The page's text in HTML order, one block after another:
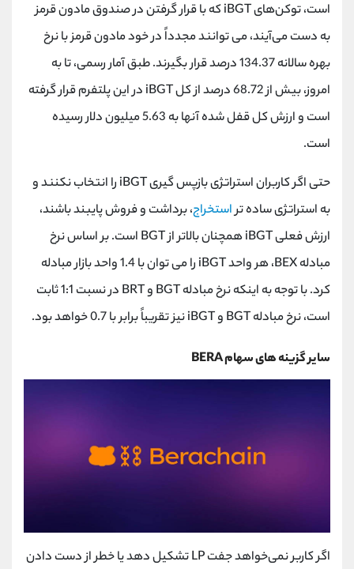
است، توکن‌های iBGT که با قرار گرفتن در صندوق مادون قرمز
به دست می‌آیند، می ‌توانند مجدداً در خود مادون قرمز با نرخ
بهره سالانه 134.37 درصد قرار بگیرند. طبق آمار رسمی، تا به
امروز، بیش از 68.72 درصد از کل iBGT در این پلتفرم قرار گرفته
است و ارزش کل قفل شده آنها به 5.63 میلیون دلار رسیده
است.
حتی اگر کاربران استراتژی بازپس گیری iBGT را انتخاب نکنند و
به استراتژی ساده تراستخراج، برداشت و فروش پایبند باشند،
ارزش فعلی iBGT همچنان بالاتر از BGT است. بر اساس نرخ
مبادله BEX، هر واحد iBGT را می توان با 1.4 واحد بازار مبادله
کرد. با توجه به اینکه نرخ مبادله BGT و BRT در نسبت 1:1 ثابت
است، نرخ مبادله BGT و iBGT نیز تقریباً برابر با 0.7 خواهد بود.
سایر گزینه ‌های سهام BERA
اگر کاربر نمی‌خواهد جفت LP تشکیل دهد یا خطر از دست دادن